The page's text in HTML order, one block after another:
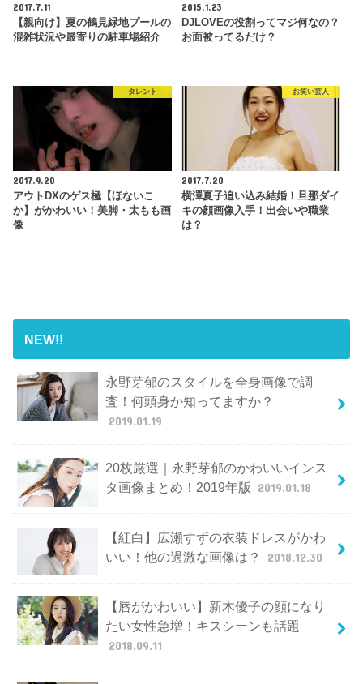
2017.7.11
【親向け】夏の鶴見緑地プールの
混雑状況や最寄りの駐車場紹介
2015.1.23
DJLOVEの役割ってマジ何なの？
お面被ってるだけ？
タレント
2017.9.20
アウトDXのゲス極【ほないこ
か】がかわいい！美脚・太もも画
像
お笑い芸人
2017.7.20
横澤夏子追い込み結婚！旦那ダイ
キの顔画像入手！出会いや職業
は？
NEW!!
永野芽郁のスタイルを全身画像で調
査！何頭身か知ってますか？
2019.01.19
20枚厳選｜永野芽郁のかわいいインス
タ画像まとめ！2019年版
2019.01.18
【紅白】広瀬すずの衣装ドレスがかわ
いい！他の過激な画像は？
2018.12.30
【唇がかわいい】新木優子の顔になり
たい女性急増！キスシーンも話題
2018.09.11